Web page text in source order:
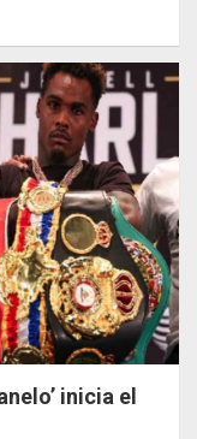
inicia el